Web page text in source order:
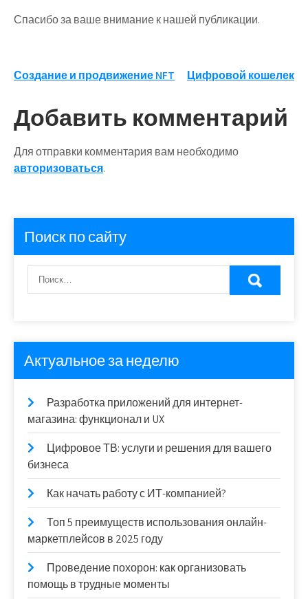
Спасибо за ваше внимание к нашей публикации.
Навигация
по
записям
Создание и продвижение NFT Цифровой кошелек
Добавить комментарий
Для отправки комментария вам необходимо
авторизоваться.
Поиск по сайту
Актуальное за неделю
Разработка приложений для интернет-
магазина: функционал и UX
Цифровое ТВ: услуги и решения для вашего
бизнеса
Как начать работу с ИТ-компанией?
Топ 5 преимуществ использования онлайн-
маркетплейсов в 2025 году
Проведение похорон: как организовать
помощь в трудные моменты